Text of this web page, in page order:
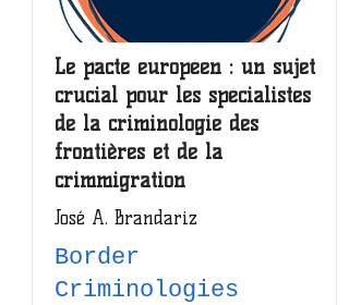
Le pacte européen : un sujet
crucial pour les spécialistes
de la criminologie des
frontières et de la
crimmigration
José A. Brandariz
Border
Criminologies